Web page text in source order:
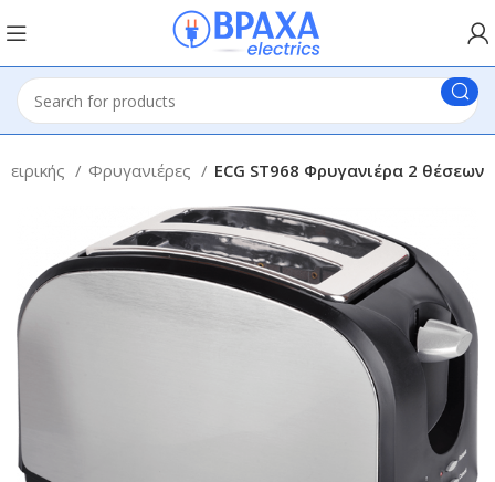
Φρυγανιέρες ECG ST968 Φρυγανιέρα 2 θέσεων